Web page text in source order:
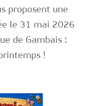
proposent une
le 31 mai 2026
de Gambais :
!